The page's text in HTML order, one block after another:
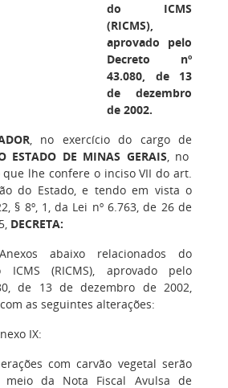
do ICMS
(RICMS),
aprovado pelo
Decreto nº
43.080, de 13
de dezembro
de 2002.
, no exercício do cargo de
ESTADO DE MINAS GERAIS, no
lhe confere o inciso VII do art.
do Estado, e tendo em vista o
§ 8º, 1, da Lei nº 6.763, de 26 de
DECRETA:
abaixo relacionados do
ICMS (RICMS), aprovado pelo
de 13 de dezembro de 2002,
as seguintes alterações:
IX:
com carvão vegetal serão
meio da Nota Fiscal Avulsa de